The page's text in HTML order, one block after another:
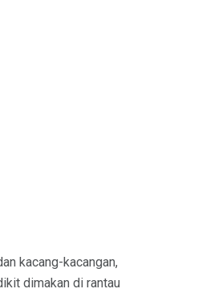
kacang-kacangan,
dimakan di rantau